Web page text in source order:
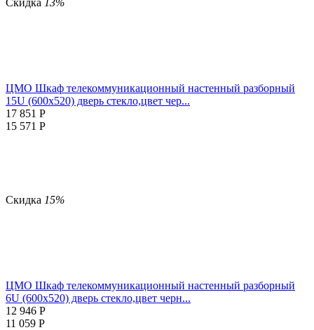
ЦМО Шкаф телекоммуникационный настенный разборный
15U (600х520) дверь стекло,цвет чер...
17 851 Р
15 571 Р
Скидка 15%
ЦМО Шкаф телекоммуникационный настенный разборный
6U (600х520) дверь стекло,цвет черн...
12 946 Р
11 059 Р